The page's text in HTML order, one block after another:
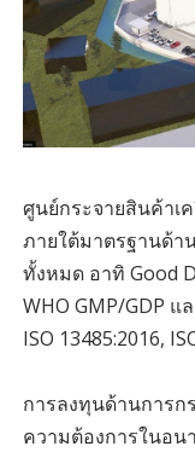
ศูนย์กระจายสินค้าเ
ภายใต้มาตรฐานด้
ทั้งหมด อาทิ Good
WHO GMP/GDP แ
ISO 13485:2016,
การลงทุนด้านการก
ความต้องการในอน